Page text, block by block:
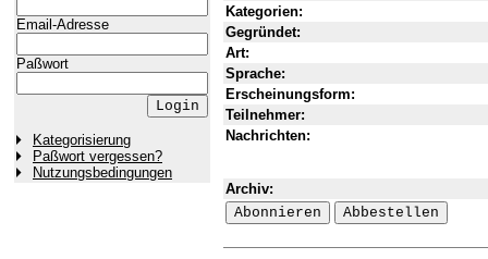
Email-Adresse
Paßwort
Kategorisierung
Paßwort vergessen?
Nutzungsbedingungen
Kategorien:
Gegründet:
Art:
Sprache:
Erscheinungsform:
Teilnehmer:
Nachrichten:
Archiv: